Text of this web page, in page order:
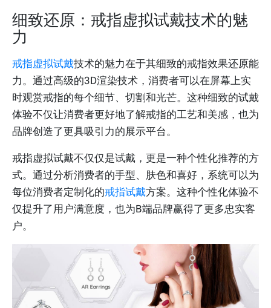
细致还原：戒指虚拟试戴技术的魅
力
戒指虚拟试戴技术的魅力在于其细致的戒指效果还原能
力。通过高级的3D渲染技术，消费者可以在屏幕上实
时观赏戒指的每个细节、切割和光芒。这种细致的试戴
体验不仅让消费者更好地了解戒指的工艺和美感，也为
品牌创造了更具吸引力的展示平台。
戒指虚拟试戴不仅仅是试戴，更是一种个性化推荐的方
式。通过分析消费者的手型、肤色和喜好，系统可以为
每位消费者定制化的戒指试戴方案。这种个性化体验不
仅提升了用户满意度，也为B端品牌赢得了更多忠实客
户。